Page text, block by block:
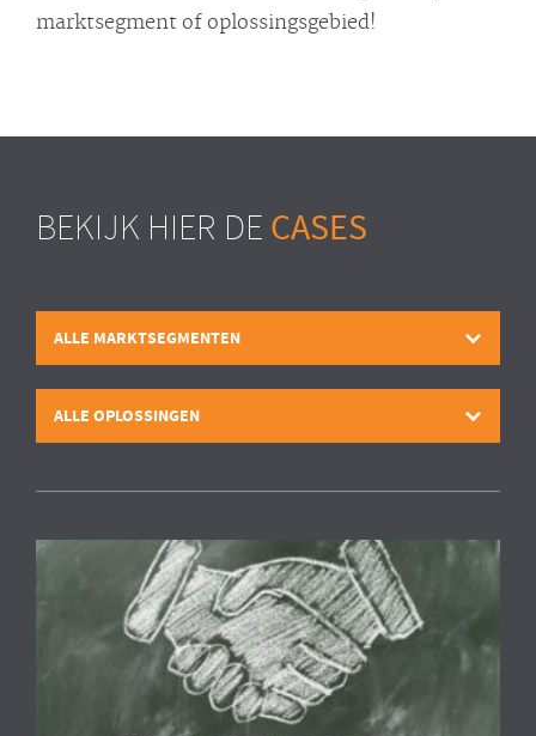
marktsegment of oplossingsgebied!
BEKIJK HIER DE CASES
ALLE MARKTSEGMENTEN
ALLE OPLOSSINGEN